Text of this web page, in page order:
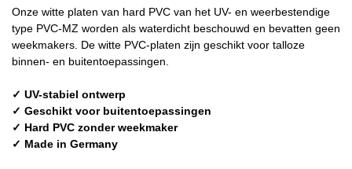
Onze witte platen van hard PVC van het UV- en weerbestendige
type PVC-MZ worden als waterdicht beschouwd en bevatten geen
weekmakers. De witte PVC-platen zijn geschikt voor talloze
binnen- en buitentoepassingen.
✓ UV-stabiel ontwerp
✓ Geschikt voor buitentoepassingen
✓ Hard PVC zonder weekmaker
✓ Made in Germany